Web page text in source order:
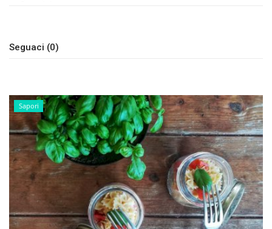
Partner
Contatti
Galleria
Shop
Seguaci (0)
Sapori